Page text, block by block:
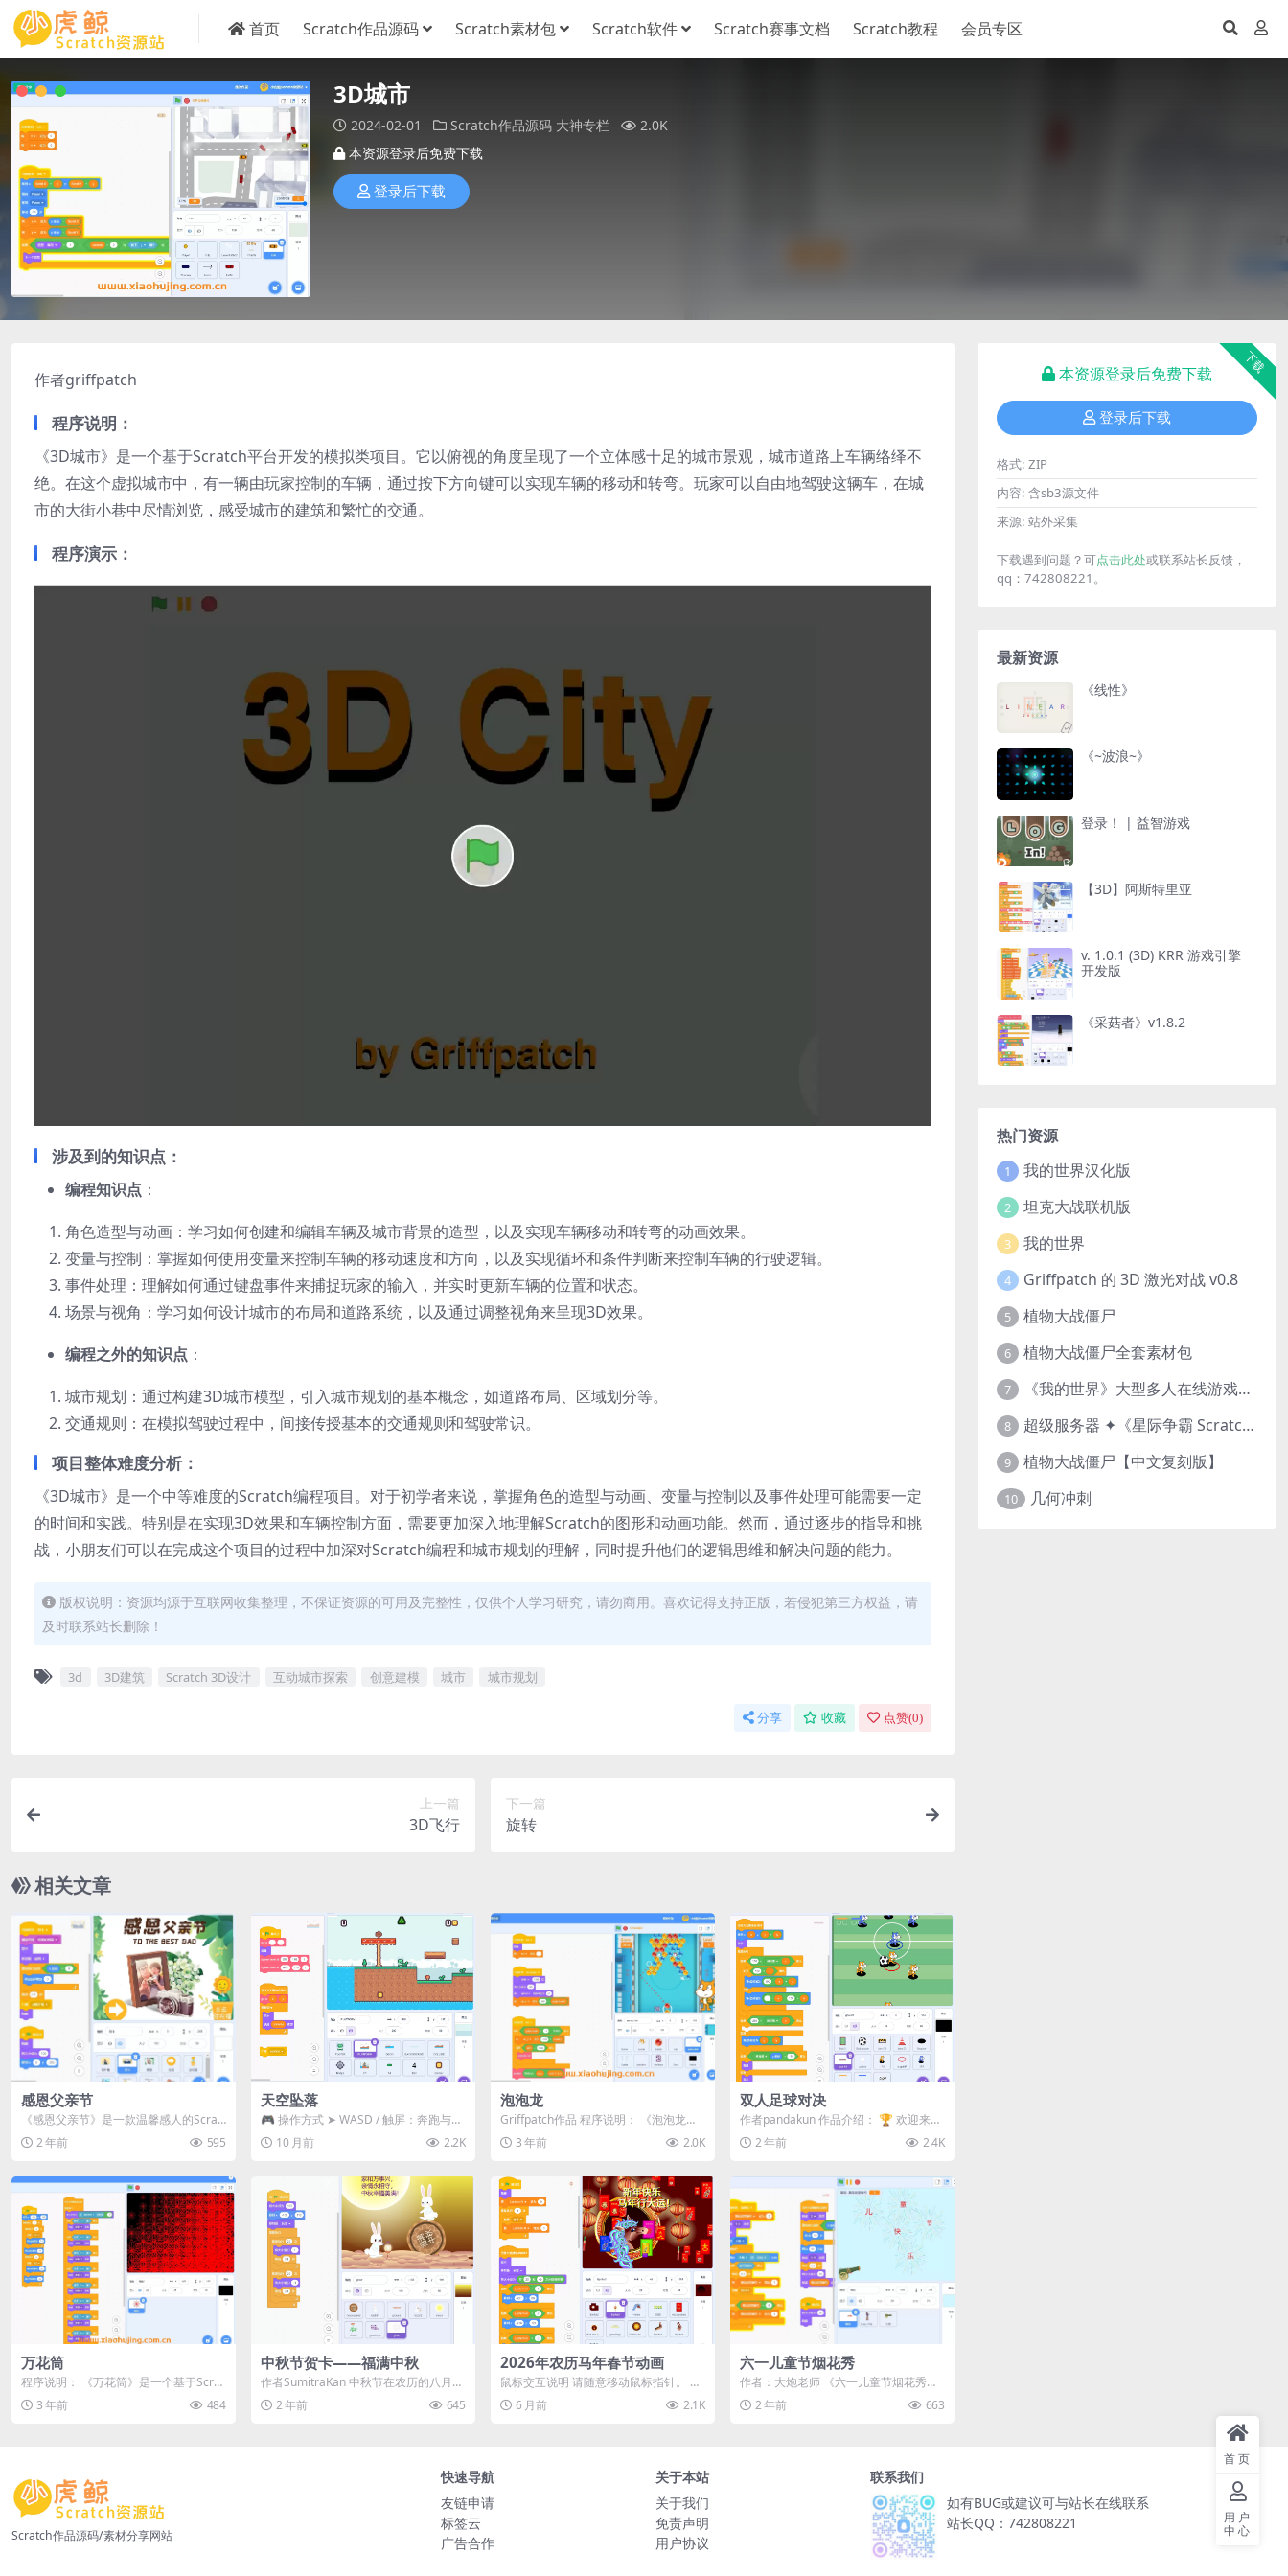
首页 Scratch作品源码 Scratch素材包 Scratch软件 Scratch赛事文档 Scratch教程 会员专区
3D城市
2024-02-01 Scratch作品源码 大神专栏
2.0K
本资源登录后免费下载
登录后下载
作者griffpatch
程序说明 ：
《3D城市》是一个基于Scratch平台开发的模拟类项目。它以俯视的角度呈现了一个立体感十足的城市景观，城市道路上车辆络绎不
绝。在这个虚拟城市中，有一辆由玩家控制的车辆，通过按下方向键可以实现车辆的移动和转弯。玩家可以自由地驾驶这辆车，在城
市的大街小巷中尽情浏览，感受城市的建筑和繁忙的交通。
程序演示：
涉及到的知识点 ：
编程知识点 ：
角色造型与动画：学习如何创建和编辑车辆及城市背景的造型，以及实现车辆移动和转弯的动画效果。
变量与控制：掌握如何使用变量来控制车辆的移动速度和方向，以及实现循环和条件判断来控制车辆的行驶逻辑。
事件处理：理解如何通过键盘事件来捕捉玩家的输入，并实时更新车辆的位置和状态。
场景与视角：学习如何设计城市的布局和道路系统，以及通过调整视角来呈现3D效果。
编程之外的知识点 ：
城市规划：通过构建3D城市模型，引入城市规划的基本概念，如道路布局、区域划分等。
交通规则：在模拟驾驶过程中，间接传授基本的交通规则和驾驶常识。
项目整体难度分析 ：
《3D城市》是一个中等难度的Scratch编程项目。对于初学者来说，掌握角色的造型与动画、变量与控制以及事件处理可能需要一定
的时间和实践。特别是在实现3D效果和车辆控制方面，需要更加深入地理解Scratch的图形和动画功能。然而，通过逐步的指导和挑
战，小朋友们可以在完成这个项目的过程中加深对Scratch编程和城市规划的理解，同时提升他们的逻辑思维和解决问题的能力。
版权说明：资源均源于互联网收集整理，不保证资源的可用及完整性，仅供个人学习研究，请勿商用。喜欢记得支持正版，若侵犯第三方权益，请
及时联系站长删除！
3d 3D建筑 Scratch 3D设计 互动城市探索 创意建模 城市 城市规划
分享 收藏 点赞(0)
上一篇
3D飞行
下一篇
旋转
相关文章
感恩父亲节
《感恩父亲节》是一款温馨感人的Scrat
ch教育作品，通过简单的编程操作，让
孩子...2 年前 595
天空坠落
🎮 操作方式 ➤ WASD / 触屏：奔跑与跳
跃➤ 躲避从天而降的障碍物➤ 收集...
10 月前 2.2K
泡泡龙
Griffpatch作品 程序说明： 《泡泡龙》
是一款基于Scratch平台开发...
3 年前 2.0K
双人足球对决
作者pandakun 作品介绍： 🏆 欢迎来到
《双人足球对决》！⚽ 这是一款简单...
2 年前 2.4K
万花筒
程序说明： 《万花筒》是一个基于Scrat
ch平台开发的入门级小程序，旨在帮助
小...3 年前 484
中秋节贺卡——福满中秋
作者SumitraKan 中秋节在农历的八月十
五日，这时农民们庆祝丰收并享受短暂...
2 年前 645
2026年农历马年春节动画
鼠标交互说明 请随意移动鼠标指针。 当
出现“点击我！”提示时，立即点击它！
本项...6 月前 2.1K
六一儿童节烟花秀
作者：大炮老师 《六一儿童节烟花秀》
是一款专为儿童节打造的Scratch创意动
画...2 年前 663
下载
本资源登录后免费下载
登录后下载
格式: ZIP
内容: 含sb3源文件
来源: 站外采集
下载遇到问题？可点击此处或联系站长反馈，
qq：742808221。
最新资源
《线性》
《~波浪~》
登录！ | 益智游戏
【3D】阿斯特里亚
v. 1.0.1 (3D) KRR 游戏引擎
开发版
《采菇者》v1.8.2
热门资源
1 我的世界汉化版
2 坦克大战联机版
3 我的世界
4 Griffpatch 的 3D 激光对战 v0.8
5 植物大战僵尸
6 植物大战僵尸全套素材包
7 《我的世界》大型多人在线游戏（MMO）v1.7
8 超级服务器 ✦《星际争霸 Scratch（经典版本）》
9 植物大战僵尸【中文复刻版】
10 几何冲刺
Scratch作品源码/素材分享网站
快速导航
友链申请
标签云
广告合作
关于本站
关于我们
免责声明
用户协议
联系我们
如有BUG或建议可与站长在线联系
站长QQ：742808221
首页
用户
中心